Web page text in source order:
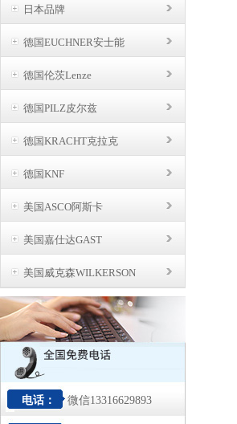
日本品牌
德国EUCHNER安士能
德国伦茨Lenze
德国PILZ皮尔兹
德国KRACHT克拉克
德国KNF
美国ASCO阿斯卡
美国嘉仕达GAST
美国威克森WILKERSON
电话： 微信13316629893